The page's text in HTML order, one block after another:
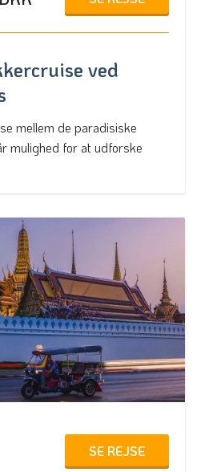
ved
mellem de paradisiske
mulighed for at udforske
SE REJSE